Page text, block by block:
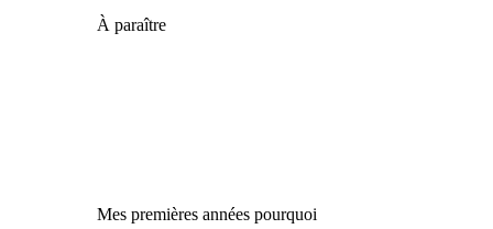
À paraître
Mes premières années pourquoi